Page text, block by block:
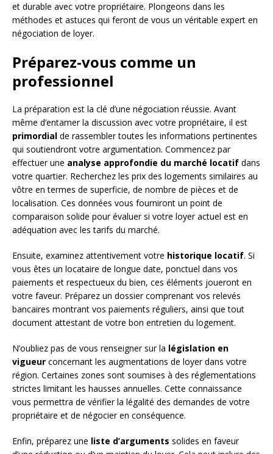
et durable avec votre propriétaire. Plongeons dans les
méthodes et astuces qui feront de vous un véritable expert en
négociation de loyer.
Préparez-vous comme un
professionnel
La préparation est la clé d’une négociation réussie. Avant
même d’entamer la discussion avec votre propriétaire, il est
primordial de rassembler toutes les informations pertinentes
qui soutiendront votre argumentation. Commencez par
effectuer une analyse approfondie du marché locatif dans
votre quartier. Recherchez les prix des logements similaires au
vôtre en termes de superficie, de nombre de pièces et de
localisation. Ces données vous fourniront un point de
comparaison solide pour évaluer si votre loyer actuel est en
adéquation avec les tarifs du marché.
Ensuite, examinez attentivement votre historique locatif. Si
vous êtes un locataire de longue date, ponctuel dans vos
paiements et respectueux du bien, ces éléments joueront en
votre faveur. Préparez un dossier comprenant vos relevés
bancaires montrant vos paiements réguliers, ainsi que tout
document attestant de votre bon entretien du logement.
N’oubliez pas de vous renseigner sur la législation en
vigueur concernant les augmentations de loyer dans votre
région. Certaines zones sont soumises à des réglementations
strictes limitant les hausses annuelles. Cette connaissance
vous permettra de vérifier la légalité des demandes de votre
propriétaire et de négocier en conséquence.
Enfin, préparez une liste d’arguments solides en faveur